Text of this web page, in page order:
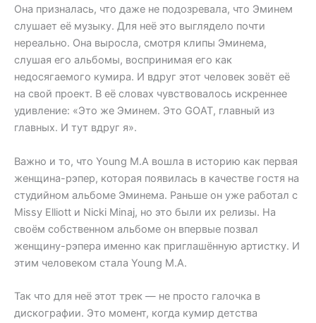
Она призналась, что даже не подозревала, что Эминем
слушает её музыку. Для неё это выглядело почти
нереально. Она выросла, смотря клипы Эминема,
слушая его альбомы, воспринимая его как
недосягаемого кумира. И вдруг этот человек зовёт её
на свой проект. В её словах чувствовалось искреннее
удивление: «Это же Эминем. Это GOAT, главный из
главных. И тут вдруг я».
Важно и то, что Young M.A вошла в историю как первая
женщина-рэпер, которая появилась в качестве гостя на
студийном альбоме Эминема. Раньше он уже работал с
Missy Elliott и Nicki Minaj, но это были их релизы. На
своём собственном альбоме он впервые позвал
женщину-рэпера именно как приглашённую артистку. И
этим человеком стала Young M.A.
Так что для неё этот трек — не просто галочка в
дискографии. Это момент, когда кумир детства